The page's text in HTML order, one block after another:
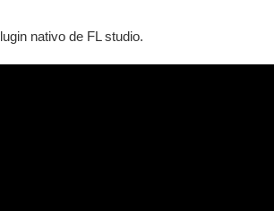
nativo de FL studio.